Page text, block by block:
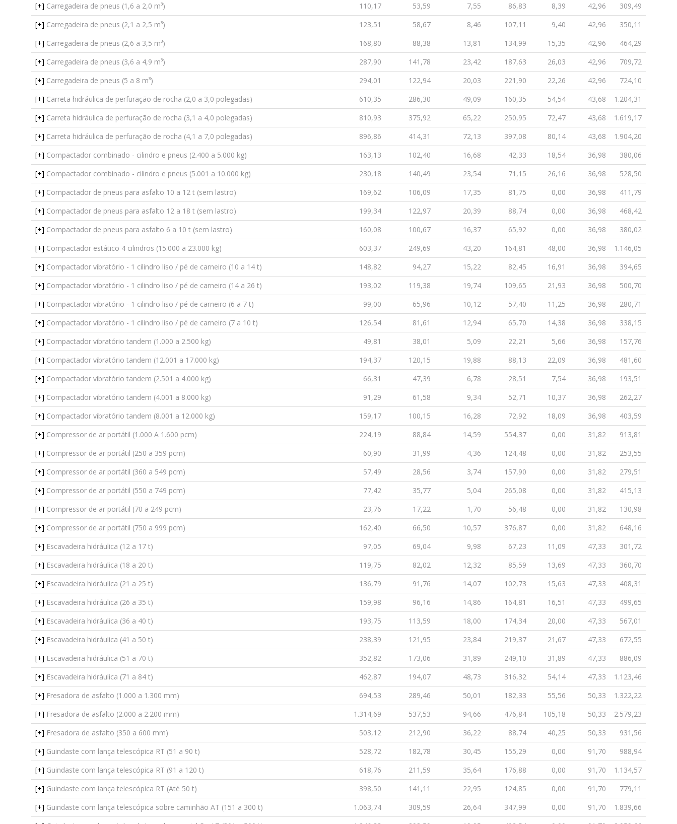
[+] Carregadeira de pneus (1,6 a 2,0 m³) 110,17 53,59 7,55 86,83 8,39 42,96
309,49
[+] Carregadeira de pneus (2,1 a 2,5 m³) 123,51 58,67 8,46 107,11 9,40 42,96
350,11
[+] Carregadeira de pneus (2,6 a 3,5 m³) 168,80 88,38 13,81 134,99 15,35 42,96
464,29
[+] Carregadeira de pneus (3,6 a 4,9 m³) 287,90 141,78 23,42 187,63 26,03 42,96
709,72
[+] Carregadeira de pneus (5 a 8 m³) 294,01 122,94 20,03 221,90 22,26 42,96
724,10
[+] Carreta hidráulica de perfuração de rocha (2,0 a 3,0 polegadas) 610,35 286,30 49,09 160,35 54,54 43,68
1.204,31
[+] Carreta hidráulica de perfuração de rocha (3,1 a 4,0 polegadas) 810,93 375,92 65,22 250,95 72,47 43,68
1.619,17
[+] Carreta hidráulica de perfuração de rocha (4,1 a 7,0 polegadas) 896,86 414,31 72,13 397,08 80,14 43,68
1.904,20
[+] Compactador combinado - cilindro e pneus (2.400 a 5.000 kg) 163,13 102,40 16,68 42,33 18,54 36,98
380,06
[+] Compactador combinado - cilindro e pneus (5.001 a 10.000 kg) 230,18 140,49 23,54 71,15 26,16 36,98
528,50
[+] Compactador de pneus para asfalto 10 a 12 t (sem lastro) 169,62 106,09 17,35 81,75 0,00 36,98
411,79
[+] Compactador de pneus para asfalto 12 a 18 t (sem lastro) 199,34 122,97 20,39 88,74 0,00 36,98
468,42
[+] Compactador de pneus para asfalto 6 a 10 t (sem lastro) 160,08 100,67 16,37 65,92 0,00 36,98
380,02
[+] Compactador estático 4 cilindros (15.000 a 23.000 kg) 603,37 249,69 43,20 164,81 48,00 36,98
1.146,05
[+] Compactador vibratório - 1 cilindro liso / pé de carneiro (10 a 14 t) 148,82 94,27 15,22 82,45 16,91 36,98
394,65
[+] Compactador vibratório - 1 cilindro liso / pé de carneiro (14 a 26 t) 193,02 119,38 19,74 109,65 21,93 36,98
500,70
[+] Compactador vibratório - 1 cilindro liso / pé de carneiro (6 a 7 t) 99,00 65,96 10,12 57,40 11,25 36,98
280,71
[+] Compactador vibratório - 1 cilindro liso / pé de carneiro (7 a 10 t) 126,54 81,61 12,94 65,70 14,38 36,98
338,15
[+] Compactador vibratório tandem (1.000 a 2.500 kg) 49,81 38,01 5,09 22,21 5,66 36,98
157,76
[+] Compactador vibratório tandem (12.001 a 17.000 kg) 194,37 120,15 19,88 88,13 22,09 36,98
481,60
[+] Compactador vibratório tandem (2.501 a 4.000 kg) 66,31 47,39 6,78 28,51 7,54 36,98
193,51
[+] Compactador vibratório tandem (4.001 a 8.000 kg) 91,29 61,58 9,34 52,71 10,37 36,98
262,27
[+] Compactador vibratório tandem (8.001 a 12.000 kg) 159,17 100,15 16,28 72,92 18,09 36,98
403,59
[+] Compressor de ar portátil (1.000 A 1.600 pcm) 224,19 88,84 14,59 554,37 0,00 31,82
913,81
[+] Compressor de ar portátil (250 a 359 pcm) 60,90 31,99 4,36 124,48 0,00 31,82
253,55
[+] Compressor de ar portátil (360 a 549 pcm) 57,49 28,56 3,74 157,90 0,00 31,82
279,51
[+] Compressor de ar portátil (550 a 749 pcm) 77,42 35,77 5,04 265,08 0,00 31,82
415,13
[+] Compressor de ar portátil (70 a 249 pcm) 23,76 17,22 1,70 56,48 0,00 31,82
130,98
[+] Compressor de ar portátil (750 a 999 pcm) 162,40 66,50 10,57 376,87 0,00 31,82
648,16
[+] Escavadeira hidráulica (12 a 17 t) 97,05 69,04 9,98 67,23 11,09 47,33
301,72
[+] Escavadeira hidráulica (18 a 20 t) 119,75 82,02 12,32 85,59 13,69 47,33
360,70
[+] Escavadeira hidráulica (21 a 25 t) 136,79 91,76 14,07 102,73 15,63 47,33
408,31
[+] Escavadeira hidráulica (26 a 35 t) 159,98 96,16 14,86 164,81 16,51 47,33
499,65
[+] Escavadeira hidráulica (36 a 40 t) 193,75 113,59 18,00 174,34 20,00 47,33
567,01
[+] Escavadeira hidráulica (41 a 50 t) 238,39 121,95 23,84 219,37 21,67 47,33
672,55
[+] Escavadeira hidráulica (51 a 70 t) 352,82 173,06 31,89 249,10 31,89 47,33
886,09
[+] Escavadeira hidráulica (71 a 84 t) 462,87 194,07 48,73 316,32 54,14 47,33
1.123,46
[+] Fresadora de asfalto (1.000 a 1.300 mm) 694,53 289,46 50,01 182,33 55,56 50,33
1.322,22
[+] Fresadora de asfalto (2.000 a 2.200 mm) 1.314,69 537,53 94,66 476,84 105,18 50,33
2.579,23
[+] Fresadora de asfalto (350 a 600 mm) 503,12 212,90 36,22 88,74 40,25 50,33
931,56
[+] Guindaste com lança telescópica RT (51 a 90 t) 528,72 182,78 30,45 155,29 0,00 91,70
988,94
[+] Guindaste com lança telescópica RT (91 a 120 t) 618,76 211,59 35,64 176,88 0,00 91,70
1.134,57
[+] Guindaste com lança telescópica RT (Até 50 t) 398,50 141,11 22,95 124,85 0,00 91,70
779,11
[+] Guindaste com lança telescópica sobre caminhão AT (151 a 300 t) 1.063,74 309,59 26,64 347,99 0,00 91,70
1.839,66